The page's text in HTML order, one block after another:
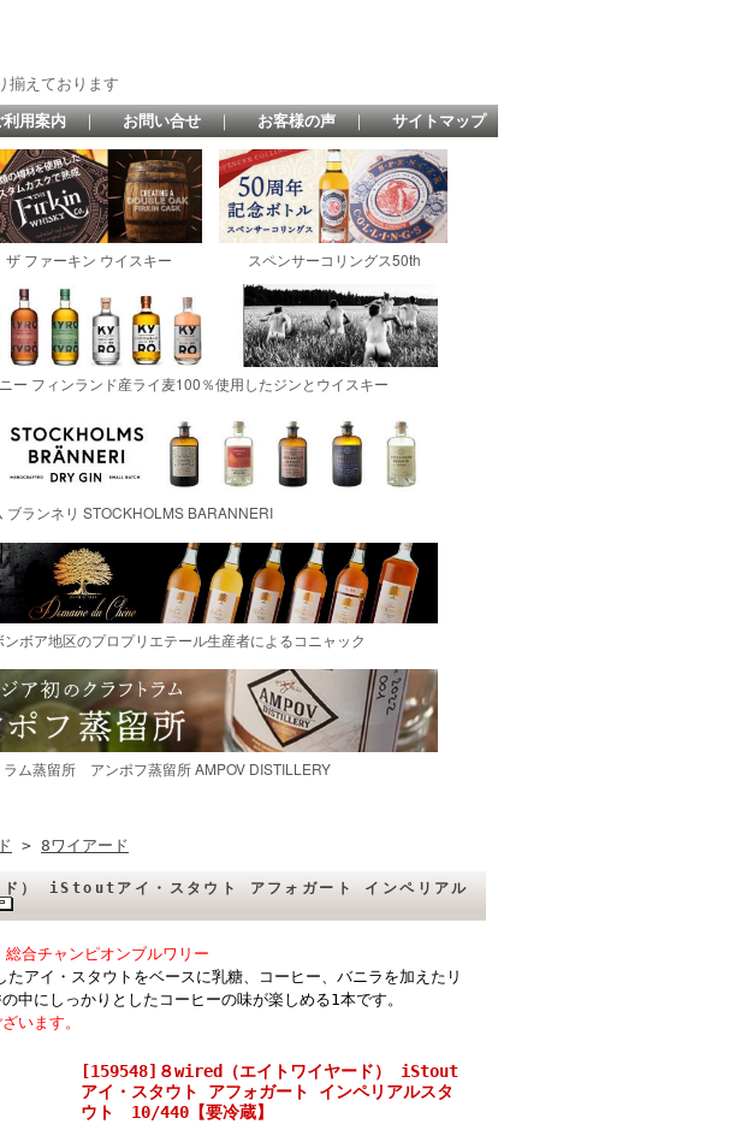
揃えております
利用案内 ｜ お問い合せ ｜ お客様の声 ｜ サイトマップ
> 8ワイアード
） iStoutアイ・スタウト アフォガート インペリアル
チャンピオンブルワリー
アイ・スタウトをベースに乳糖、コーヒー、バニラを加えたリ
中にしっかりとしたコーヒーの味が楽しめる1本です。
います。
[159548]８wired（エイトワイヤード） iStout
アイ・スタウト アフォガート インペリアルスタ
ウト 10/440【要冷蔵】